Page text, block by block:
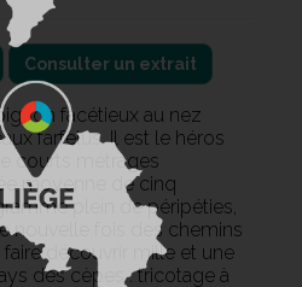
Consulter un extrait
facétieux au nez
farfelus. Il est le héros
courts métrages
moyenne de cinq
plein de péripéties,
nouvelle fois des chemins
découvrir mille et une
des cèpes : tricotage à